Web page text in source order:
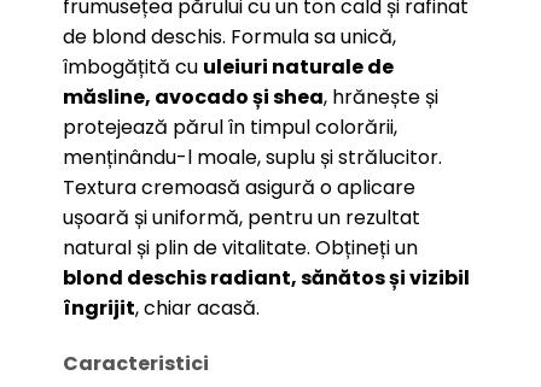
frumusețea părului cu un ton cald și rafinat
de blond deschis. Formula sa unică,
îmbogățită cu uleiuri naturale de
măsline, avocado și shea, hrănește și
protejează părul în timpul colorării,
menținându-l moale, suplu și strălucitor.
Textura cremoasă asigură o aplicare
ușoară și uniformă, pentru un rezultat
natural și plin de vitalitate. Obțineți un
blond deschis radiant, sănătos și vizibil
îngrijit, chiar acasă.
Caracteristici